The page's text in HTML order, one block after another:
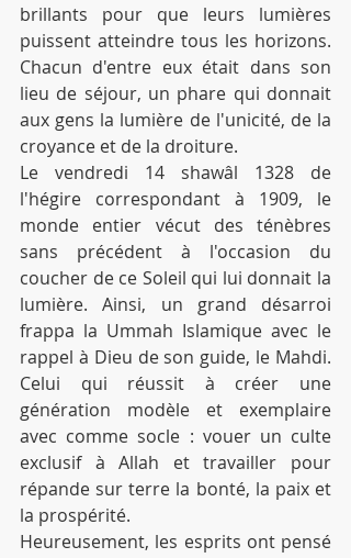
brillants pour que leurs lumières
puissent atteindre tous les horizons.
Chacun d'entre eux était dans son
lieu de séjour, un phare qui donnait
aux gens la lumière de l'unicité, de la
croyance et de la droiture.
Le vendredi 14 shawâl 1328 de
l'hégire correspondant à 1909, le
monde entier vécut des ténèbres
sans précédent à l'occasion du
coucher de ce Soleil qui lui donnait la
lumière. Ainsi, un grand désarroi
frappa la Ummah Islamique avec le
rappel à Dieu de son guide, le Mahdi.
Celui qui réussit à créer une
génération modèle et exemplaire
avec comme socle : vouer un culte
exclusif à Allah et travailler pour
répande sur terre la bonté, la paix et
la prospérité.
Heureusement, les esprits ont pensé